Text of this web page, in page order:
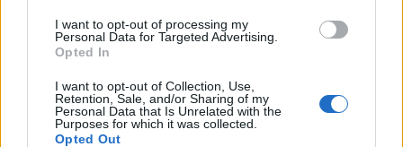
I want to opt-out of processing my
Personal Data for Targeted Advertising.
Opted In
I want to opt-out of Collection, Use,
Retention, Sale, and/or Sharing of my
Personal Data that Is Unrelated with the
Purposes for which it was collected.
Opted Out
εξαιτίας αυτών των ρυθμίσεων.